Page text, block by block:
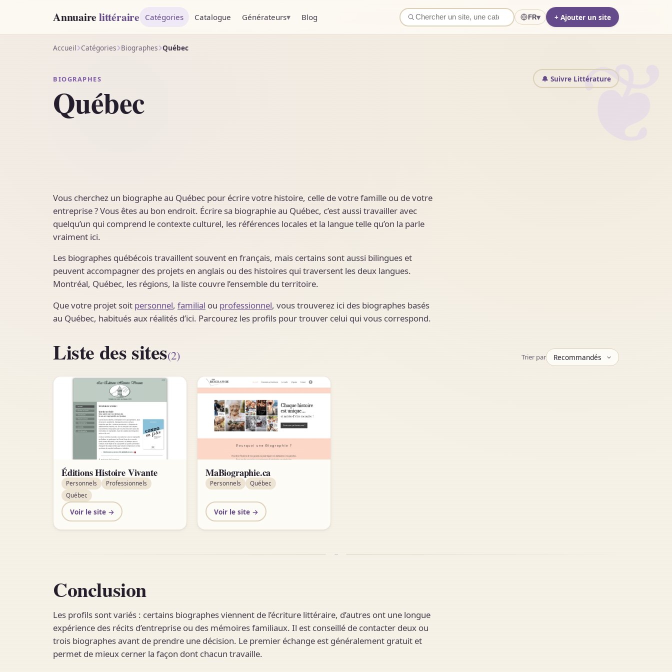
Annuairelittéraire Catégories Catalogue Générateurs▾ Blog FR▾ + Ajouter un site
❦
Accueil Catégories Biographes Québec
BIOGRAPHES
Québec
🔔 Suivre Littérature
Vous cherchez un biographe au Québec pour écrire votre histoire, celle de votre famille ou de votre
entreprise ? Vous êtes au bon endroit. Écrire sa biographie au Québec, c’est aussi travailler avec
quelqu’un qui comprend le contexte culturel, les références locales et la langue telle qu’on la parle
vraiment ici.
Les biographes québécois travaillent souvent en français, mais certains sont aussi bilingues et
peuvent accompagner des projets en anglais ou des histoires qui traversent les deux langues.
Montréal, Québec, les régions, la liste couvre l’ensemble du territoire.
Que votre projet soit personnel, familial ou professionnel, vous trouverez ici des biographes basés
au Québec, habitués aux réalités d’ici. Parcourez les profils pour trouver celui qui vous correspond.
Liste des sites(2) Trier par
Éditions Histoire Vivante
Personnels
Professionnels
Québec
Voir le site →
MaBiographie.ca
Personnels Québec
Voir le site →
Conclusion
Les profils sont variés : certains biographes viennent de l’écriture littéraire, d’autres ont une longue
expérience des récits d’entreprise ou des mémoires familiaux. Il est conseillé de contacter deux ou
trois biographes avant de prendre une décision. Le premier échange est généralement gratuit et
permet de mieux cerner la façon dont chacun travaille.